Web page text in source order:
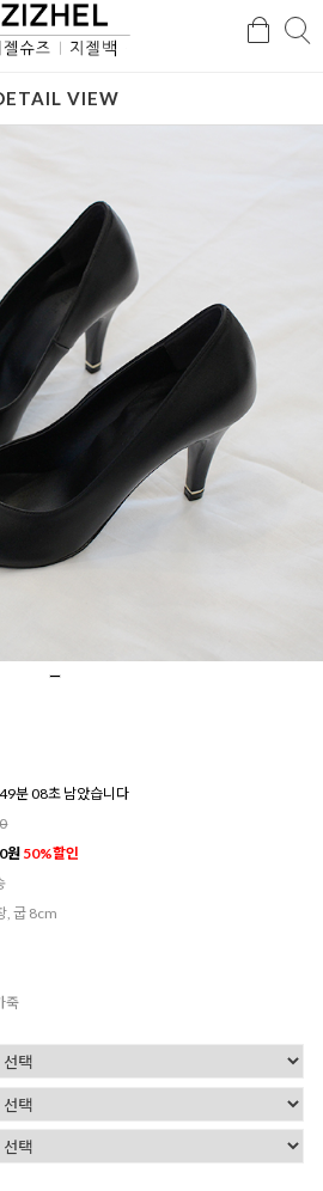
검
VIEW
분 05초 남았습니다
원 50%할인
, 굽 8cm
죽